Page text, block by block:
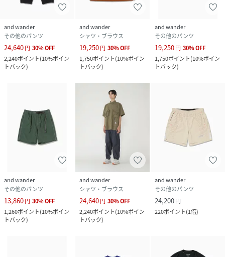
and wander
その他のパンツ
24,640円 30%OFF
2,240ポイント(10%ポイン
トバック)
and wander
シャツ・ブラウス
19,250円 30%OFF
1,750ポイント(10%ポイン
トバック)
and wander
その他のパンツ
19,250円 30%OFF
1,750ポイント(10%ポイン
トバック)
and wander
その他のパンツ
13,860円 30%OFF
1,260ポイント(10%ポイン
トバック)
and wander
シャツ・ブラウス
24,640円 30%OFF
2,240ポイント(10%ポイン
トバック)
and wander
その他のパンツ
24,200円
220ポイント(1倍)